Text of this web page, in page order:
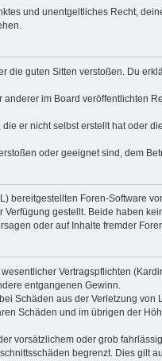
und unentgeltliches Recht,
guten Sitten verstoßen. Du
im Board veröffentlichten
er nicht selbst erstellt hat oder
oder geeignet sind, dem
bereitgestellten Foren-Software
gestellt. Beide haben
oder auf Inhalte fremder
Vertragspflichten
entgangenen Gewinn.
Schäden aus der Verletzung von
Schäden und im übrigen der
vorsätzlichem oder grob
begrenzt. Dies gilt